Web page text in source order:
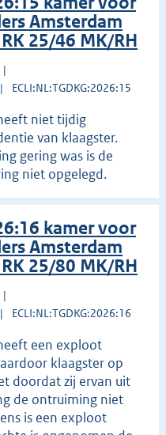
Amsterdam
25/46 MK/RH
ECLI:NL:TGDKG:2026:15
niet tijdig
van klaagster.
gering was is de
niet opgelegd.
kamer voor
Amsterdam
25/80 MK/RH
ECLI:NL:TGDKG:2026:16
een exploot
klaagster op
doordat zij ervan uit
de ontruiming niet
is een exploot